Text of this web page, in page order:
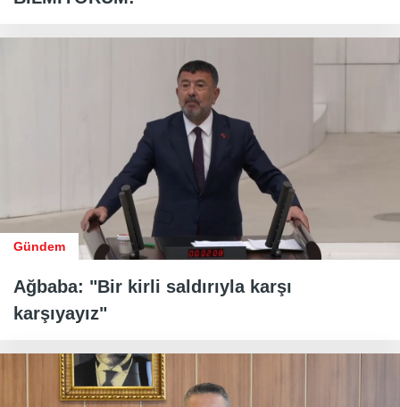
Gündem
Ağbaba: "Bir kirli saldırıyla karşı
karşıyayız"